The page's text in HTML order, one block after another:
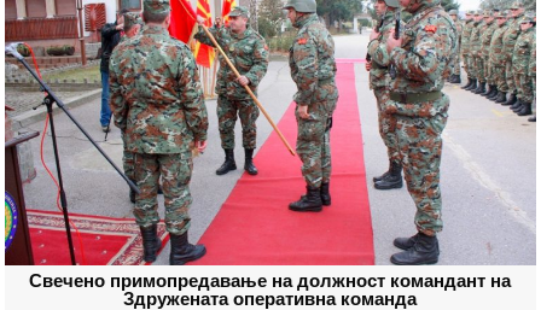
Свечено примопредавање на должност командант на
Здружената оперативна команда